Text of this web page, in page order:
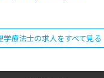
学療法士の求人をすべて見る